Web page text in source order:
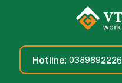
Hotline: 0389892226